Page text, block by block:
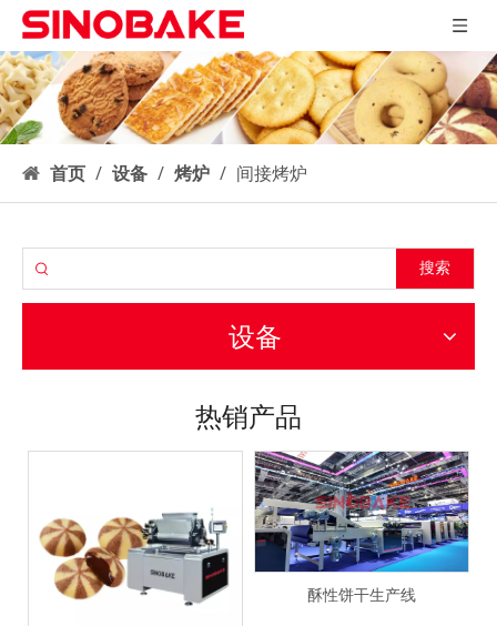
首页 / 设备 / 烤炉 / 间接烤炉
搜索
设备
热销产品
酥性饼干生产线